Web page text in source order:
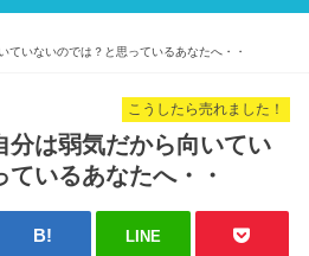
ていないのでは？と思っているあなたへ・・
こうしたら売れました！
分は弱気だから向いてい
いるあなたへ・・
LINE